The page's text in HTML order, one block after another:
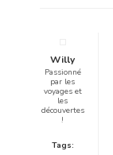
Willy
Passionné
par les
voyages et
les
découvertes
!
Tags: